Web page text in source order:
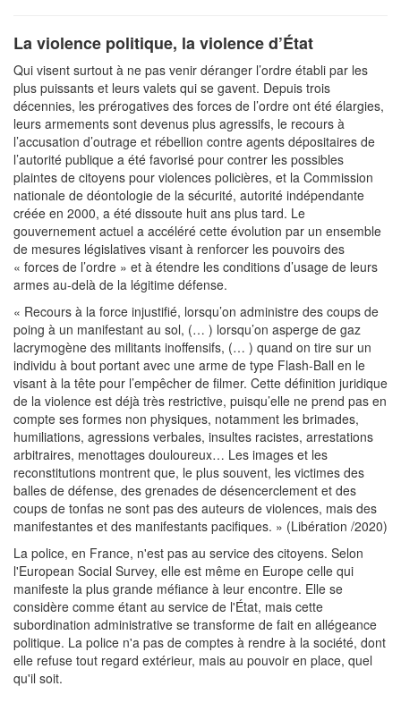
La violence politique, la violence d’État
Qui visent surtout à ne pas venir déranger l’ordre établi par les
plus puissants et leurs valets qui se gavent. Depuis trois
décennies, les prérogatives des forces de l’ordre ont été élargies,
leurs armements sont devenus plus agressifs, le recours à
l’accusation d’outrage et rébellion contre agents dépositaires de
l’autorité publique a été favorisé pour contrer les possibles
plaintes de citoyens pour violences policières, et la Commission
nationale de déontologie de la sécurité, autorité indépendante
créée en 2000, a été dissoute huit ans plus tard. Le
gouvernement actuel a accéléré cette évolution par un ensemble
de mesures législatives visant à renforcer les pouvoirs des
« forces de l’ordre » et à étendre les conditions d’usage de leurs
armes au-delà de la légitime défense.
« Recours à la force injustifié, lorsqu’on administre des coups de
poing à un manifestant au sol, (… ) lorsqu’on asperge de gaz
lacrymogène des militants inoffensifs, (… ) quand on tire sur un
individu à bout portant avec une arme de type Flash-Ball en le
visant à la tête pour l’empêcher de filmer. Cette définition juridique
de la violence est déjà très restrictive, puisqu’elle ne prend pas en
compte ses formes non physiques, notamment les brimades,
humiliations, agressions verbales, insultes racistes, arrestations
arbitraires, menottages douloureux… Les images et les
reconstitutions montrent que, le plus souvent, les victimes des
balles de défense, des grenades de désencerclement et des
coups de tonfas ne sont pas des auteurs de violences, mais des
manifestantes et des manifestants pacifiques. » (Libération /2020)
La police, en France, n'est pas au service des citoyens. Selon
l'European Social Survey, elle est même en Europe celle qui
manifeste la plus grande méfiance à leur encontre. Elle se
considère comme étant au service de l'État, mais cette
subordination administrative se transforme de fait en allégeance
politique. La police n'a pas de comptes à rendre à la société, dont
elle refuse tout regard extérieur, mais au pouvoir en place, quel
qu'il soit.